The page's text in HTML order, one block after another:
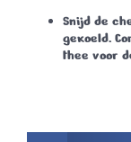
Snijd de
gekoeld.
thee voor